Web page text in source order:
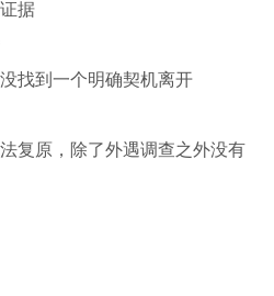
据
找到一个明确契机离开
复原，除了外遇调查之外没有